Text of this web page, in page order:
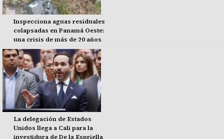
Inspecciona aguas residuales
colapsadas en Panamá Oeste:
una crisis de más de 20 años
La delegación de Estados
Unidos llega a Cali para la
investidura de De la Espriella